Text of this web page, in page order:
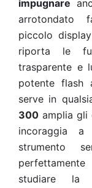
impugnare
arrotondato
piccolo
riporta le
trasparente e
potente flash
serve in
300 amplia
incoraggia
strumento
studiare la